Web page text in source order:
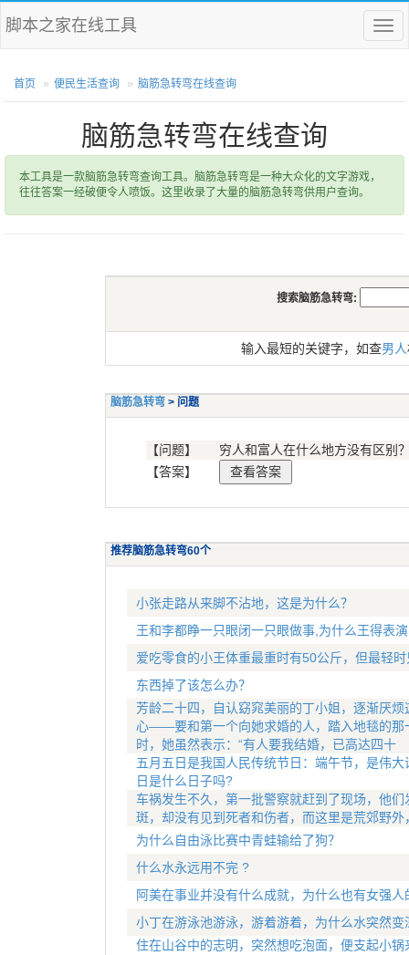
菜
单
脚本之家在线工具
首页 便民生活查询 脑筋急转弯在线查询
脑筋急转弯在线查询
本工具是一款脑筋急转弯查询工具。脑筋急转弯是一种大众化的文字游戏，
往往答案一经破便令人喷饭。这里收录了大量的脑筋急转弯供用户查询。
搜索脑筋急转弯:
输入最短的关键字，如查男人
脑筋急转弯 > 问题
【问题】
穷人和富人在什么地方没有区别
【答案】
推荐脑筋急转弯60个
小张走路从来脚不沾地，这是为什么？
王和李都睁一只眼闭一只眼做事,为什么王得表
爱吃零食的小王体重最重时有50公斤，但最轻
东西掉了该怎么办？
芳龄二十四，自认窈窕美丽的丁小姐，逐渐厌
心——要和第一个向她求婚的人，踏入地毯的那
时，她虽然表示：“有人要我结婚，已高达四十
五月五日是我国人民传统节日：端午节，是伟
日是什么日子吗?
车祸发生不久，第一批警察就赶到了现场，他
斑，却没有见到死者和伤者，而这里是荒郊野
为什么自由泳比赛中青蛙输给了狗？
什么水永远用不完 ?
阿美在事业并没有什么成就，为什么也有女强人
小丁在游泳池游泳，游着游着，为什么水突然变
住在山谷中的志明，突然想吃泡面，便支起小